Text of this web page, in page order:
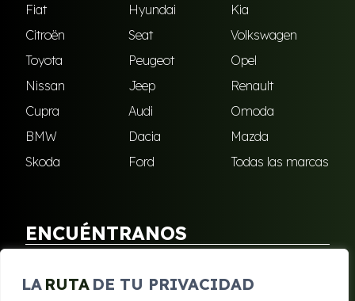
LA RUTA DE TU PRIVACIDAD
Fiat Hyundai
Kia
Citroën
Seat
Volkswagen
Toyota
Peugeot
Opel
Nissan
Jeep
Renault
Cupra
Audi
Omoda
BMW
Dacia
Mazda
Skoda
Ford Todas las marcas
ENCUÉNTRANOS
Sangonera Verde
Santa Cruz